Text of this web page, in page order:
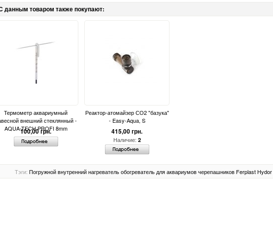
данным товаром также покупают:
Термометр аквариумный
внешний стеклянный -
AQUA-TECH PROFI 8mm
100,00 грн.
Реактор-атомайзер СО2 "базука"
- Easy-Aqua, S
415,00 грн.
Наличие: 2
Тэги: Погружнойвнутреннийнагревательобогреватель для аквариумовчерепашников Ferplast Hydor